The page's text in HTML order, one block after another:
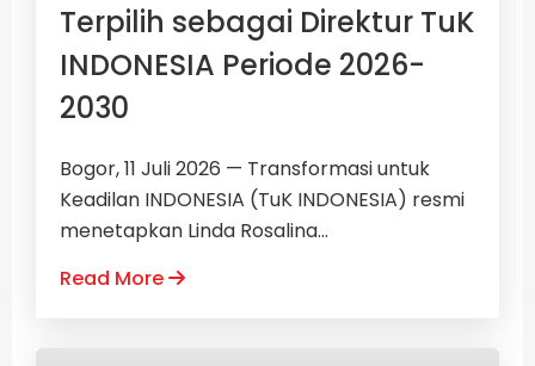
Terpilih sebagai Direktur TuK
INDONESIA Periode 2026-
2030
Bogor, 11 Juli 2026 — Transformasi untuk
Keadilan INDONESIA (TuK INDONESIA) resmi
menetapkan Linda Rosalina...
Read More